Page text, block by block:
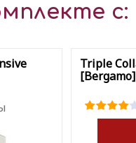
с:
Triple
[Bergamo]